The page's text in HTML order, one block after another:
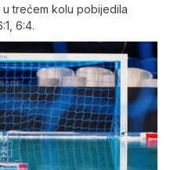
trećem kolu pobijedila
6:4.